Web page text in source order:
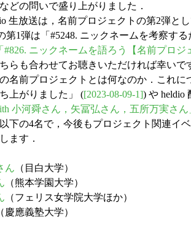
どの問いで盛り上がりました．
生放送は，名前プロジェクトの第2弾と
第1弾は「#5248. ニックネームを考察す
「#826. ニックネームを語ろう【名前プロ
らも合わせてお聴きいただければ幸いで
名前プロジェクトとは何なのか．これに
上がりました」 ([2023-08-09-1]) や heldio
小河舜さん，矢冨弘さん，五所万実さん
下の4名で，今後もプロジェクト関連イ
ます．
ん （目白大学）
（熊本学園大学）
（フェリス女学院大学ほか）
應義塾大学）